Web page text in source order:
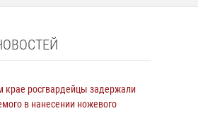
крае росгвардейцы задержали
в нанесении ножевого